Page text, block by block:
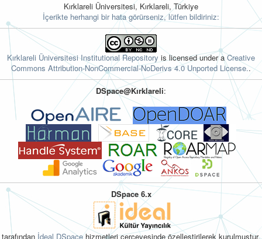
Kırklareli Üniversitesi, Kırklareli, Türkiye
İçerikte herhangi bir hata görürseniz, lütfen bildiriniz:
Kırklareli Üniversitesi Institutional Repository is licensed under aCreative
Commons Attribution-NonCommercial-NoDerivs 4.0 Unported License..
DSpace@Kırklareli:
DSpace 6.x
tarafından İdeal DSpacehizmetleri çerçevesinde özelleştirilerek kurulmuştur.